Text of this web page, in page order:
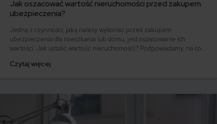
Jak oszacować wartość nieruchomości przed zakupem
ubezpieczenia?
Jedną z czynności, jaką należy wykonać przed zakupem
ubezpieczenia dla mieszkania lub domu, jest oszacowanie ich
wartości. Jak ustalić wartość nieruchomości? Podpowiadamy, na co
ubezpieczenia. Parametr ten jest kluczowy przy wypłacie
Czytaj więcej